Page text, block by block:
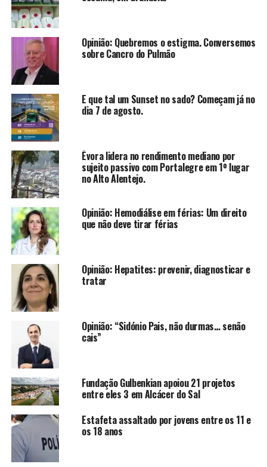
Opinião: Quebremos o estigma. Conversemos
sobre Cancro do Pulmão
E que tal um Sunset no sado? Começam já no
dia 7 de agosto.
Évora lidera no rendimento mediano por
sujeito passivo com Portalegre em 1º lugar
no Alto Alentejo.
Opinião: Hemodiálise em férias: Um direito
que não deve tirar férias
Opinião: Hepatites: prevenir, diagnosticar e
tratar
Opinião: “Sidónio Pais, não durmas… senão
cais”
Fundação Gulbenkian apoiou 21 projetos
entre eles 3 em Alcácer do Sal
Estafeta assaltado por jovens entre os 11 e
os 18 anos